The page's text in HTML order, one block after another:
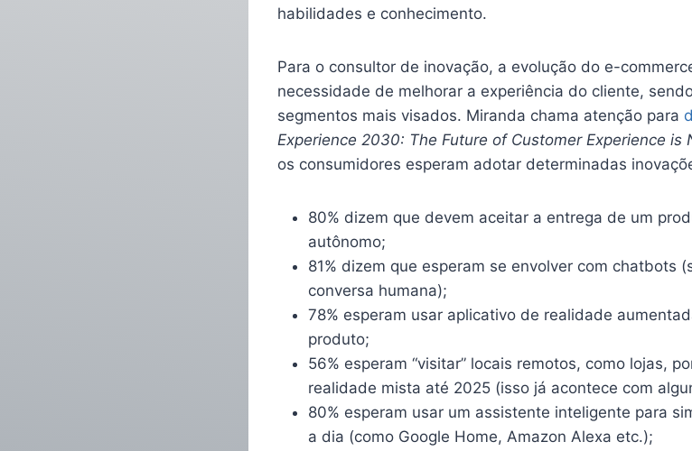
habilidades e conhecimento.
Para o consultor de inovação, a evolução do e-
necessidade de melhorar a experiência do cliente,
segmentos mais visados. Miranda chama atenção para
Experience 2030: The Future of Customer Experience is
os consumidores esperam adotar determinadas
80% dizem que devem aceitar a entrega de um
autônomo;
81% dizem que esperam se envolver com chatbots
conversa humana);
78% esperam usar aplicativo de realidade
produto;
56% esperam “visitar” locais remotos, como lojas,
realidade mista até 2025 (isso já acontece com
80% esperam usar um assistente inteligente para
a dia (como Google Home, Amazon Alexa etc.);